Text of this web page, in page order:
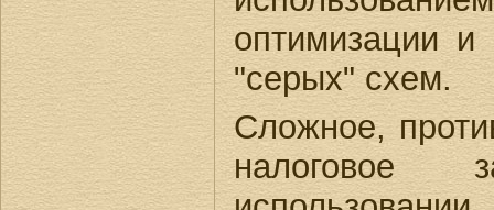
оптимизации
"серых" схем.
Сложное,
налоговое